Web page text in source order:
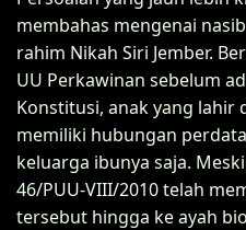
membahas mengenai
rahim Nikah Siri Jember.
UU Perkawinan sebelum
Konstitusi, anak yang lahir
memiliki hubungan
keluarga ibunya saja.
46/PUU-VIII/2010 telah
tersebut hingga ke ayah